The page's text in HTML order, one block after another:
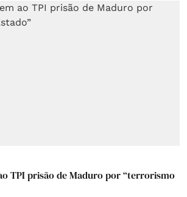
TPI prisão de Maduro por “terrorismo